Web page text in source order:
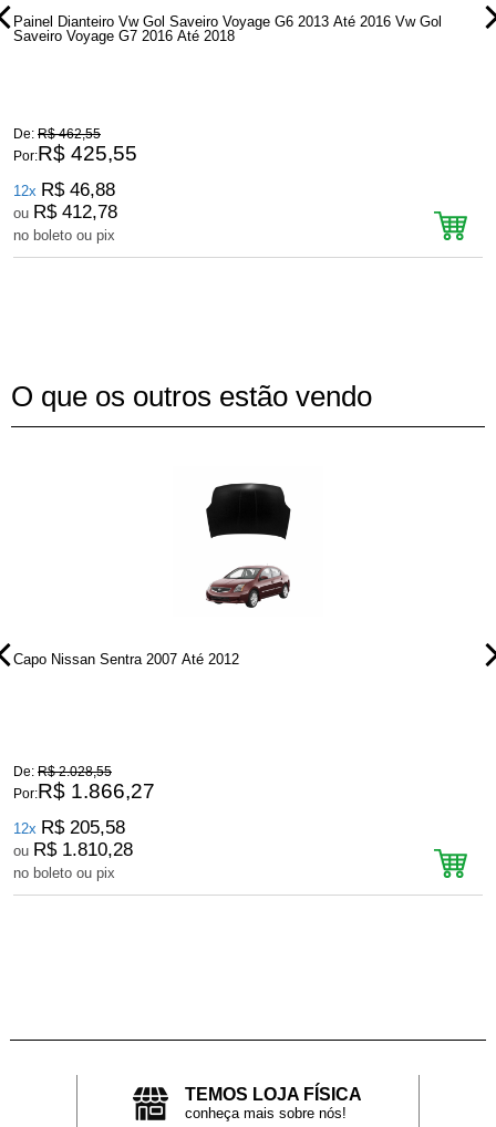
Painel Dianteiro Vw Gol Saveiro Voyage G6 2013 Até 2016 Vw Gol
Saveiro Voyage G7 2016 Até 2018
De: R$ 462,55
Por:R$ 425,55
12x R$ 46,88
ou R$ 412,78
no boleto ou pix
O que os outros estão vendo
Capo Nissan Sentra 2007 Até 2012
De: R$ 2.028,55
Por:R$ 1.866,27
12x R$ 205,58
ou R$ 1.810,28
no boleto ou pix
TEMOS LOJA FÍSICA
conheça mais sobre nós!